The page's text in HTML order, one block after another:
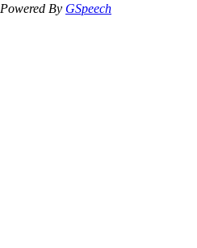
Powered By GSpeech